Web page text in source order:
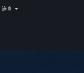
语言